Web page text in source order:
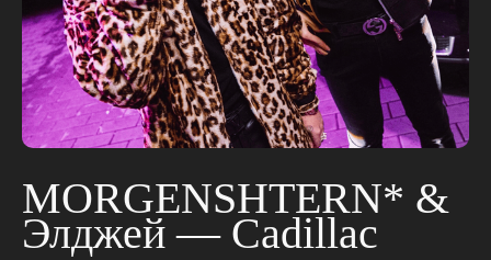
MORGENSHTERN* &
Элджей — Cadillac